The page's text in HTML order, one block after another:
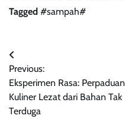
Tagged #sampah#
Navigasi
pos
Previous:
Eksperimen Rasa: Perpaduan
Kuliner Lezat dari Bahan Tak
Terduga